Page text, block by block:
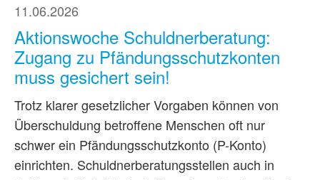
11.06.2026
Aktionswoche Schuldnerberatung:
Zugang zu Pfändungsschutzkonten
muss gesichert sein!
Trotz klarer gesetzlicher Vorgaben können von
Überschuldung betroffene Menschen oft nur
schwer ein Pfändungsschutzkonto (P-Konto)
einrichten. Schuldnerberatungsstellen auch in